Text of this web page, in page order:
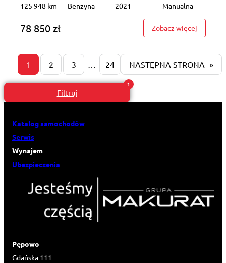
125 948 km Benzyna 2021 Manualna
78 850 zł Zobacz więcej
1 2 3 24 NASTĘPNA STRONA »
Filtruj
Katalog samochodów
Serwis
Wynajem
Ubezpieczenia
Pępowo
Gdańska 111